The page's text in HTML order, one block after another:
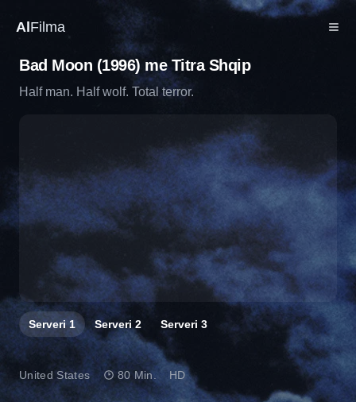
Al Filma
Bad Moon (1996) me Titra Shqip
Half man. Half wolf. Total terror.
Serveri 1 Serveri 2 Serveri 3
United States 80 Min. HD